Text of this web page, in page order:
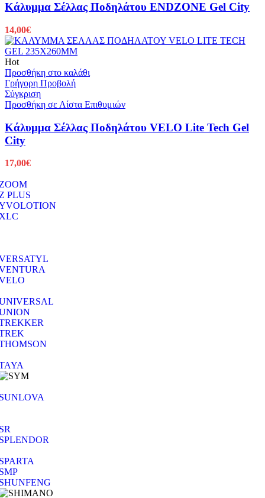
Κάλυμμα Σέλλας Ποδηλάτου ENDZONE Gel City
14,00€
Hot
Προσθήκη στο καλάθι
Γρήγορη Προβολή
Σύγκριση
Προσθήκη σε Λίστα Επιθυμιών
Κάλυμμα Σέλλας Ποδηλάτου VELO Lite Tech Gel
City
17,00€
PLUS